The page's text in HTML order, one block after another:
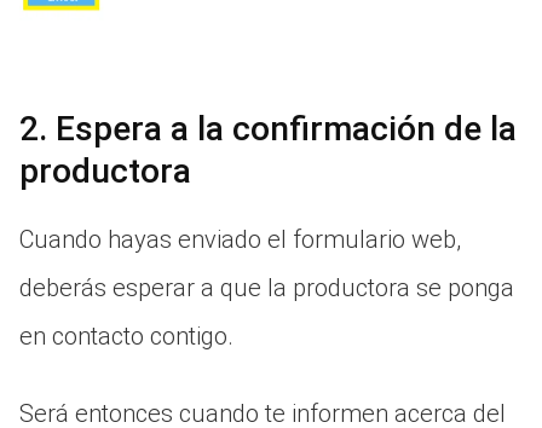
2. Espera a la confirmación de la
productora
Cuando hayas enviado el formulario web,
deberás esperar a que la productora se ponga
en contacto contigo.
Será entonces cuando te informen acerca del